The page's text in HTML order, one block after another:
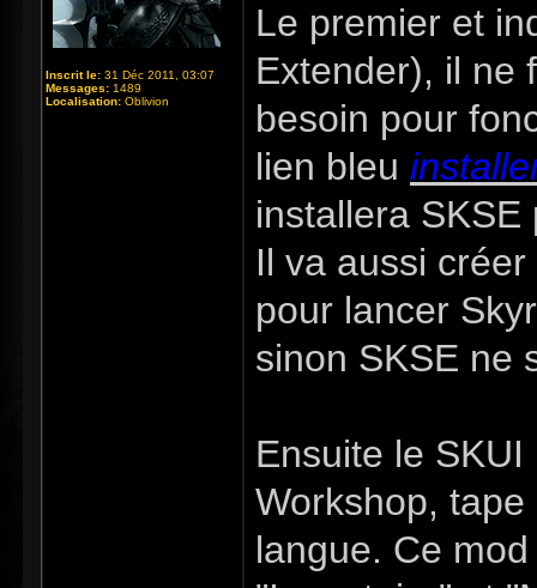
Inscrit le: 31 Déc 2011, 03:07
Messages: 1489
Localisation: Oblivion
Le premier et
Extender), il ne
besoin pour
lien bleu
installera SKSE
Il va aussi
pour lancer
sinon SKSE ne
Ensuite le
Workshop,
langue. Ce